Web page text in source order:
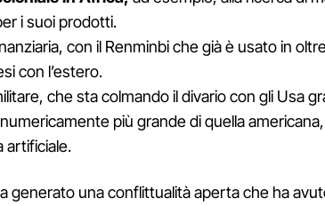
i suoi prodotti.
con il Renminbi che già è usato in
con l’estero.
che sta colmando il divario con gli Usa
più grande di quella
artificiale.
generato una conflittualità aperta che ha